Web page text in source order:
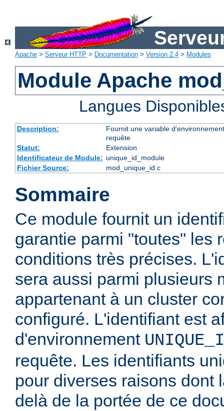
Apache > Serveur HTTP > Documentation > Version 2.4 > Modules
Module Apache
Langues
Description:
Fournit une variable
requête
Statut:
Extension
Identificateur de Module: unique_id_module
Fichier Source:
mod_unique_id.c
Sommaire
Ce module fournit un
garantie parmi "toutes" les
conditions très précises.
sera aussi parmi plusieurs
appartenant à un cluster
configuré. L'identifiant est
d'environnement
requête. Les identifiants
pour diverses raisons dont
delà de la portée de ce